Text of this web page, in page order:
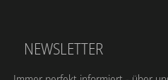
NEWSLETTER